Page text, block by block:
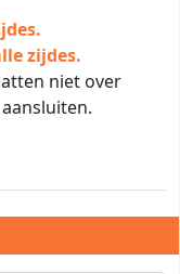
zijdes.
niet over